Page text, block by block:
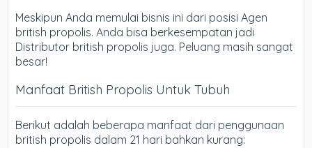
Meskipun Anda memulai bisnis ini dari posisi Agen
british propolis. Anda bisa berkesempatan jadi
Distributor british propolis juga. Peluang masih sangat
besar!
Manfaat British Propolis Untuk Tubuh
Berikut adalah beberapa manfaat dari penggunaan
british propolis dalam 21 hari bahkan kurang: